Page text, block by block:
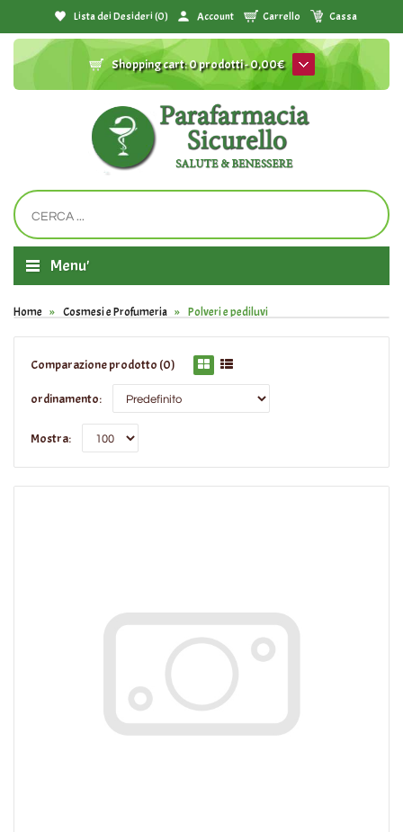
Lista dei Desideri (0) Account Carrello Cassa
Shopping cart:0 prodotti - 0,00€
Menu'
Home Cosmesi e Profumeria Polveri e pediluvi
Comparazione prodotto (0)
ordinamento:
Mostra: